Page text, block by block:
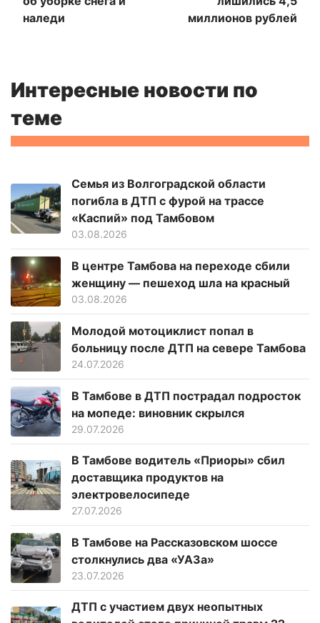
наледи
миллионов рублей
Интересные новости по
теме
Семья из Волгоградской области
погибла в ДТП с фурой на трассе
«Каспий» под Тамбовом
03.08.2026
В центре Тамбова на переходе сбили
женщину — пешеход шла на красный
03.08.2026
Молодой мотоциклист попал в
больницу после ДТП на севере Тамбова
24.07.2026
В Тамбове в ДТП пострадал подросток
на мопеде: виновник скрылся
29.07.2026
В Тамбове водитель «Приоры» сбил
доставщика продуктов на
электровелосипеде
27.07.2026
В Тамбове на Рассказовском шоссе
столкнулись два «УАЗа»
23.07.2026
ДТП с участием двух неопытных